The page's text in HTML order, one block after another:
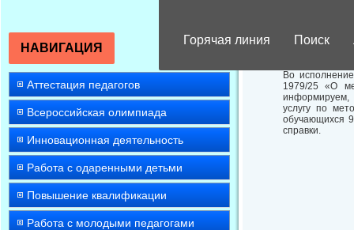
Горячая линия Поиск
НАВИГАЦИЯ
Аттестация педагогов
Всероссийская олимпиада
Инновационная деятельность
Работа с одаренными детьми
Повышение квалификации
Работа с молодыми педагогами
Во
1979/25 «О
информируем,
услугу по
обучающихся
справки.